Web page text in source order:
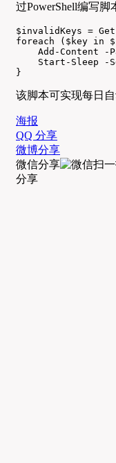
过PowerShell编写脚
$invalidKeys =
foreach ($key in
Add-Content -
Start-Sleep -
}
该脚本可实现每日
海报
QQ 分享
微博分享
微信分享
分享